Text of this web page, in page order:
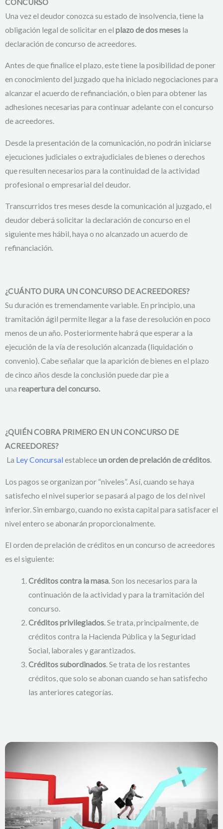
CONCURSO
Una vez el deudor conozca su estado de insolvencia, tiene la
obligación legal de solicitar en el plazo de dos meses la
declaración de concurso de acreedores.
Antes de que finalice el plazo, este tiene la posibilidad de poner
en conocimiento del juzgado que ha iniciado negociaciones para
alcanzar el acuerdo de refinanciación, o bien para obtener las
adhesiones necesarias para continuar adelante con el concurso
de acreedores.
Desde la presentación de la comunicación, no podrán iniciarse
ejecuciones judiciales o extrajudiciales de bienes o derechos
que resulten necesarios para la continuidad de la actividad
profesional o empresarial del deudor.
Transcurridos tres meses desde la comunicación al juzgado, el
deudor deberá solicitar la declaración de concurso en el
siguiente mes hábil, haya o no alcanzado un acuerdo de
refinanciación.
¿CUÁNTO DURA UN CONCURSO DE ACREEDORES?
Su duración es tremendamente variable. En principio, una
tramitación ágil permite llegar a la fase de resolución en poco
menos de un año. Posteriormente habrá que esperar a la
ejecución de la vía de resolución alcanzada (liquidación o
convenio). Cabe señalar que la aparición de bienes en el plazo
de cinco años desde la conclusión puede dar pie a
una reapertura del concurso.
¿QUIÉN COBRA PRIMERO EN UN CONCURSO DE
ACREEDORES?
La Ley Concursal estableceun orden de prelación de créditos.
Los pagos se organizan por “niveles”. Así, cuando se haya
satisfecho el nivel superior se pasará al pago de los del nivel
inferior. Sin embargo, cuando no exista capital para satisfacer el
nivel entero se abonarán proporcionalmente.
El orden de prelación de créditos en un concurso de acreedores
es el siguiente:
Créditos contra la masa. Son los necesarios para la
continuación de la actividad y para la tramitación del
concurso.
Créditos privilegiados. Se trata, principalmente, de
créditos contra la Hacienda Pública y la Seguridad
Social, laborales y garantizados.
Créditos subordinados. Se trata de los restantes
créditos, que solo se abonan cuando se han satisfecho
las anteriores categorías.